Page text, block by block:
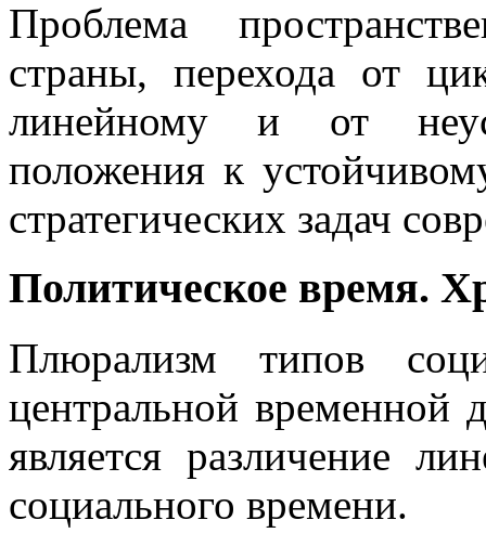
Проблема
страны, перехода от
линейному и от
положения к
стратегических задач
Политическое время.
Плюрализм типов
центральной временной
является различение
социального времени.